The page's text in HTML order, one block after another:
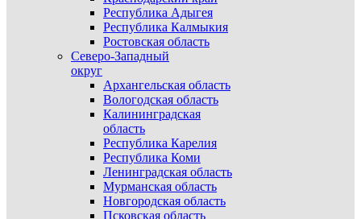
Республика Адыгея
Республика Калмыкия
Ростовская область
Северо-Западный
округ
Архангельская область
Вологодская область
Калининградская
область
Республика Карелия
Республика Коми
Ленинградская область
Мурманская область
Новгородская область
Псковская область